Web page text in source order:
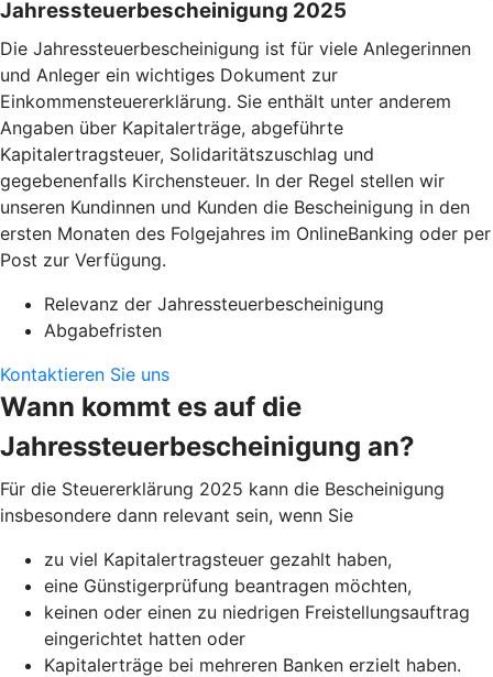
Jahressteuerbescheinigung 2025
Die Jahressteuerbescheinigung ist für viele Anlegerinnen
und Anleger ein wichtiges Dokument zur
Einkommensteuererklärung. Sie enthält unter anderem
Angaben über Kapitalerträge, abgeführte
Kapitalertragsteuer, Solidaritätszuschlag und
gegebenenfalls Kirchensteuer. In der Regel stellen wir
unseren Kundinnen und Kunden die Bescheinigung in den
ersten Monaten des Folgejahres im OnlineBanking oder per
Post zur Verfügung.
Relevanz der Jahressteuerbescheinigung
Abgabefristen
Kontaktieren Sie uns
Wann kommt es auf die
Jahressteuerbescheinigung an?
Für die Steuererklärung 2025 kann die Bescheinigung
insbesondere dann relevant sein, wenn Sie
zu viel Kapitalertragsteuer gezahlt haben,
eine Günstigerprüfung beantragen möchten,
keinen oder einen zu niedrigen Freistellungsauftrag
eingerichtet hatten oder
Kapitalerträge bei mehreren Banken erzielt haben.